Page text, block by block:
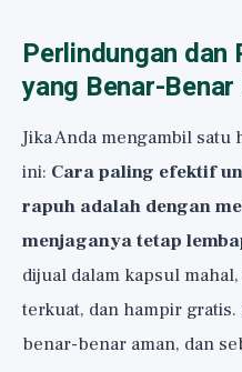
Perlindungan dan
yang Benar-
Jika Anda mengambil
ini: Cara paling efektif
rapuh adalah dengan
menjaganya tetap
dijual dalam kapsul
terkuat, dan hampir gratis.
benar-benar aman, dan